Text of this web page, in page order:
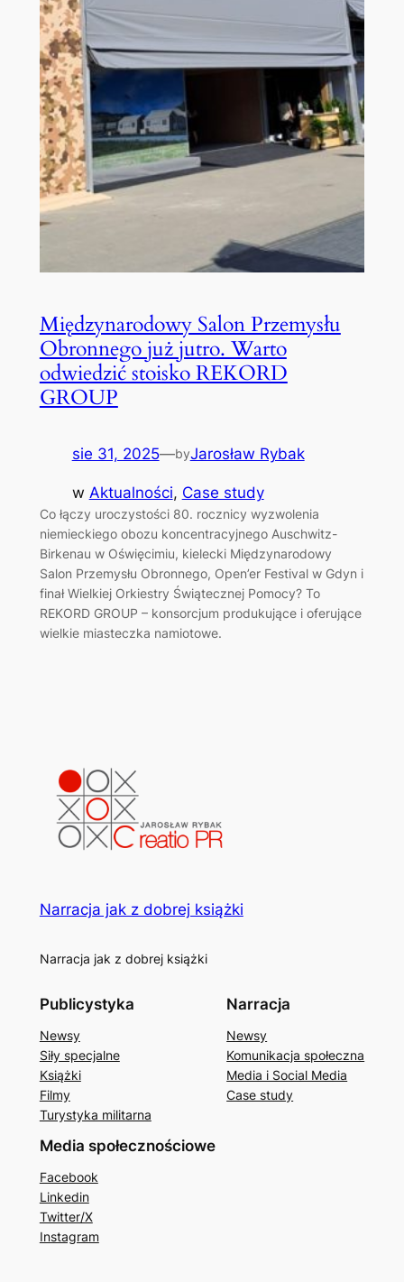
Międzynarodowy Salon Przemysłu
Obronnego już jutro. Warto
odwiedzić stoisko REKORD
GROUP
sie 31, 2025—byJarosław Rybak
w Aktualności, Case study
Co łączy uroczystości 80. rocznicy wyzwolenia
niemieckiego obozu koncentracyjnego Auschwitz-
Birkenau w Oświęcimiu, kielecki Międzynarodowy
Salon Przemysłu Obronnego, Open’er Festival w Gdyn i
finał Wielkiej Orkiestry Świątecznej Pomocy? To
REKORD GROUP – konsorcjum produkujące i oferujące
wielkie miasteczka namiotowe.
Narracja jak z dobrej książki
Narracja jak z dobrej książki
Publicystyka
Newsy
Siły specjalne
Książki
Filmy
Turystyka militarna
Narracja
Newsy
Komunikacja społeczna
Media i Social Media
Case study
Media społecznościowe
Facebook
Linkedin
Twitter/X
Instagram